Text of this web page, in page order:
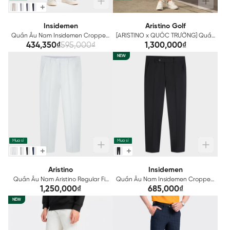
Insidemen
Quần Âu Nam Insidemen Cropped
6TR0110Z
434,350₫595,000₫
Aristino Golf
[ARISTINO x QUỐC TRƯỜNG] Quần
short thể thao Nam Aristino Golf
ASOG06AZ
1,300,000₫
Mua sỉ
Aristino
Quần Âu Nam Aristino Regular Fit
ATR0180Z
1,250,000₫
NEW
Mua sỉ
Insidemen
Quần Âu Nam Insidemen Cropped
ITR0370Z
685,000₫
NEW